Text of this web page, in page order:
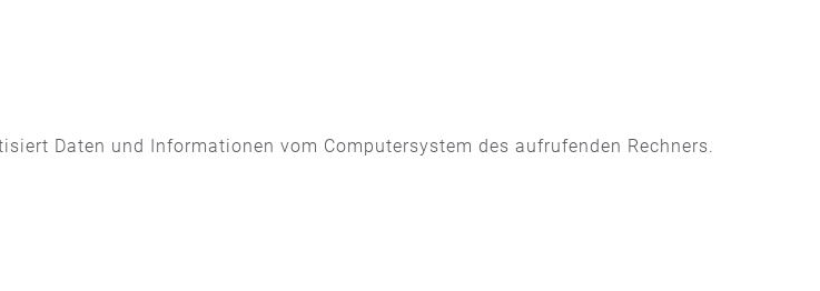
Daten und Informationen vom Computersystem des aufrufenden Rechners.